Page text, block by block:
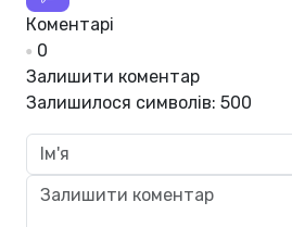
Коментарі
0
Залишити коментар
Залишилося символів: 500